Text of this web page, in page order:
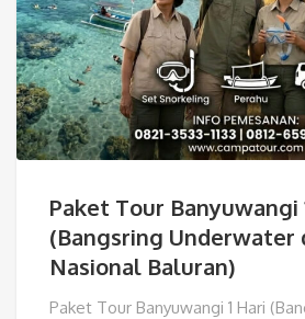
Paket Tour Banyuwangi
(Bangsring Underwater
Nasional Baluran)
Paket Tour Banyuwangi 1 Hari